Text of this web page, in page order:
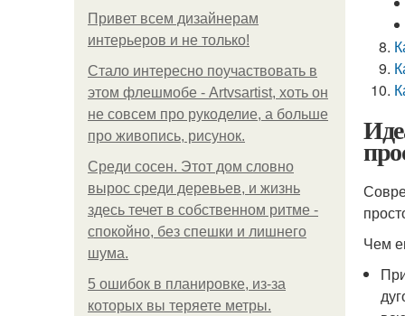
Привет всем дизайнерам
интерьеров и не только!
Стало интересно поучаствовать в
этом флешмобе - Artvsartist, хоть он
не совсем про рукоделие, а больше
про живопись, рисунок.
Среди сосен. Этот дом словно
вырос среди деревьев, и жизнь
здесь течет в собственном ритме -
спокойно, без спешки и лишнего
шума.
5 ошибок в планировке, из-за
которых вы теряете метры.
Чем